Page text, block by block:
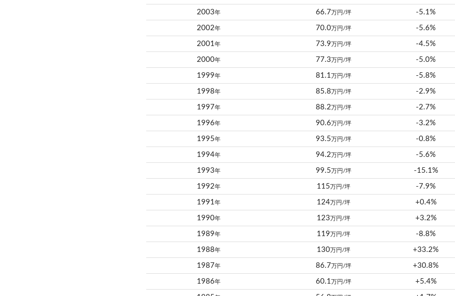
2003年 66.7 万円/坪 -5.1%
2002年 70.0万円/坪 -5.6%
2001年 73.9 万円/坪 -4.5%
2000年 77.3 万円/坪 -5.0%
1999年 81.1 万円/坪 -5.8%
1998年 85.8 万円/坪 -2.9%
1997年 88.2 万円/坪 -2.7%
1996年 90.6 万円/坪 -3.2%
1995年 93.5 万円/坪 -0.8%
1994年 94.2 万円/坪 -5.6%
1993年 99.5 万円/坪 -15.1%
1992年 115 万円/坪 -7.9%
1991年 124万円/坪 +0.4%
1990年 123 万円/坪 +3.2%
1989年 119 万円/坪 -8.8%
1988年 130万円/坪 +33.2%
1987年 86.7 万円/坪 +30.8%
1986年 60.1 万円/坪 +5.4%